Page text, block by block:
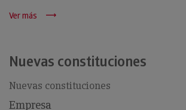
Ver más
Nuevas constituciones
Nuevas constituciones
Empresa